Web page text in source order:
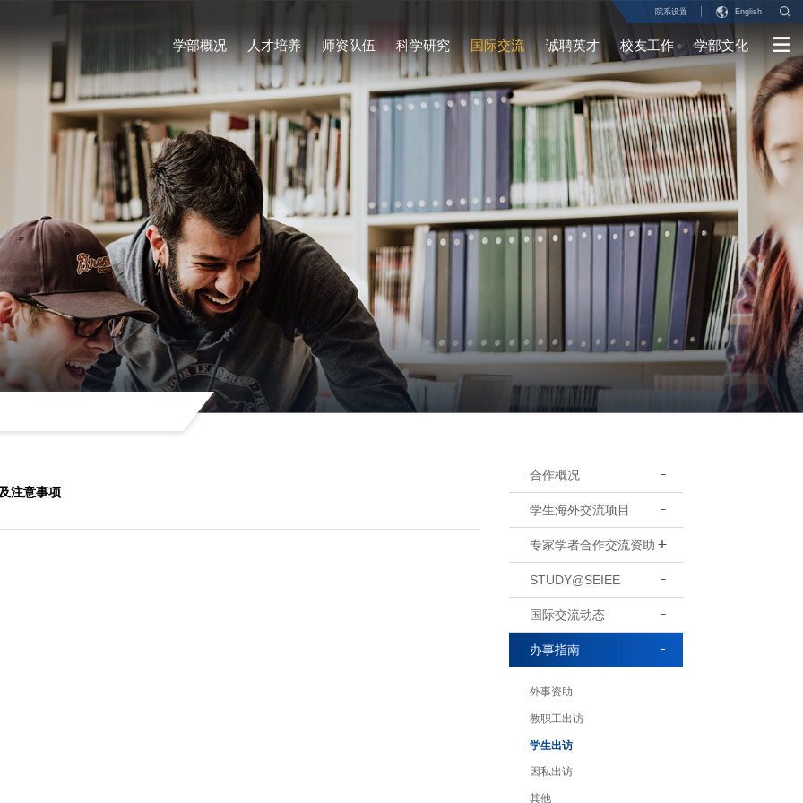
院系设置 English
学部概况 人才培养 师资队伍 科学研究 国际交流 诚聘英才 校友工作 学部文化
合作概况
学生海外交流项目
专家学者合作交流资助
STUDY@SEIEE
国际交流动态
办事指南
外事资助
教职工出访
学生出访
因私出访
其他
注意事项